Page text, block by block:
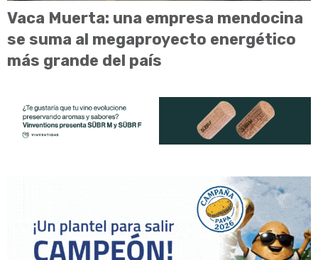
Vaca Muerta: una empresa mendocina
se suma al megaproyecto energético
más grande del país